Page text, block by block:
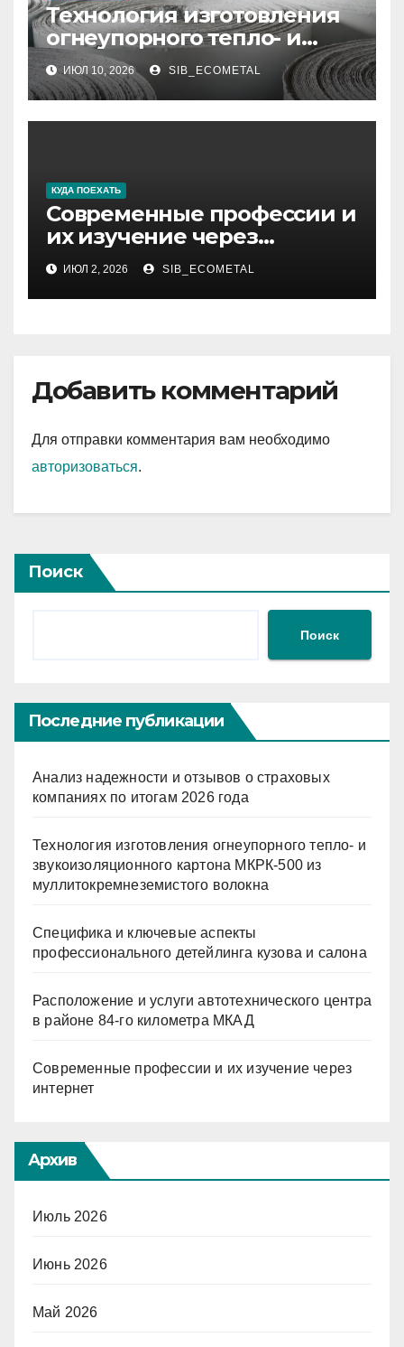
Технология изготовления
огнеупорного тепло- и
звукоизоляционного
картона МКРК-500 из
муллитокремнеземистого
волокна
ИЮЛ 10, 2026 SIB_ECOMETAL
КУДА ПОЕХАТЬ
Современные профессии и
их изучение через
интернет
ИЮЛ 2, 2026 SIB_ECOMETAL
Добавить комментарий
Для отправки комментария вам необходимо
авторизоваться.
Поиск
Поиск
Последние публикации
Анализ надежности и отзывов о страховых
компаниях по итогам 2026 года
Технология изготовления огнеупорного тепло- и
звукоизоляционного картона МКРК-500 из
муллитокремнеземистого волокна
Специфика и ключевые аспекты
профессионального детейлинга кузова и салона
Расположение и услуги автотехнического центра
в районе 84-го километра МКАД
Современные профессии и их изучение через
интернет
Архив
Июль 2026
Июнь 2026
Май 2026